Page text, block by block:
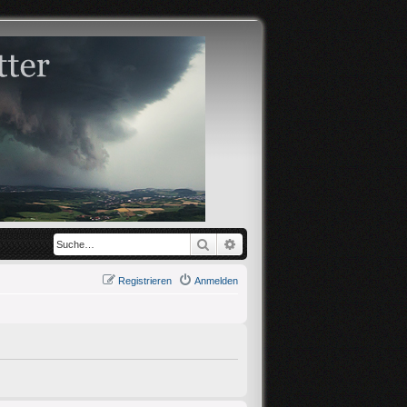
Suche
Anmelden
Registrieren